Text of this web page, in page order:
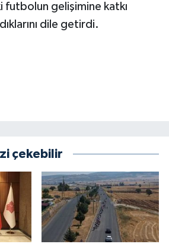
futbolun gelişimine katkı
dile getirdi.
çekebilir